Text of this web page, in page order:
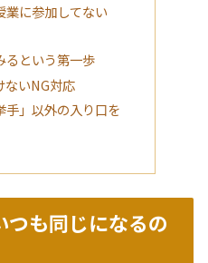
業に参加してない
るという第一歩
ないNG対応
手」以外の入り口を
も同じになるの